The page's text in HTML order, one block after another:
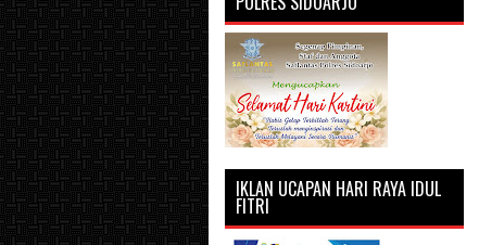
IKLAN UCAPAN HARI RAYA IDUL
FITRI